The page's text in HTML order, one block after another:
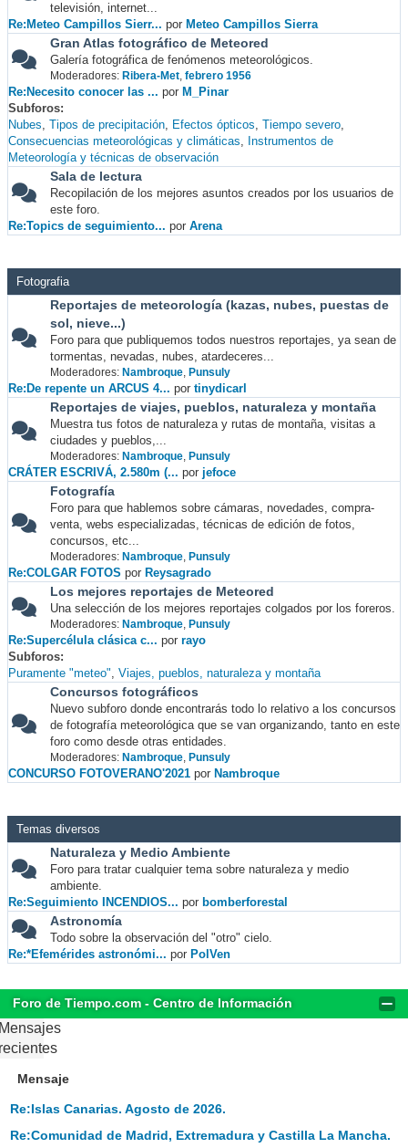
televisión, internet...
Re:Meteo Campillos Sierr... por Meteo Campillos Sierra
Gran Atlas fotográfico de Meteored
Galería fotográfica de fenómenos meteorológicos.
Moderadores: Ribera-Met, febrero 1956
Re:Necesito conocer las ... por M_Pinar
Subforos
Nubes Tipos de precipitación Efectos ópticos Tiempo severo
Consecuencias meteorológicas y climáticas
Instrumentos de
Meteorología y técnicas de observación
Sala de lectura
Recopilación de los mejores asuntos creados por los usuarios de
este foro.
Re:Topics de seguimiento... por Arena
Fotografia
Reportajes de meteorología (kazas, nubes, puestas de
sol, nieve...)
Foro para que publiquemos todos nuestros reportajes, ya sean de
tormentas, nevadas, nubes, atardeceres...
Moderadores: Nambroque, Punsuly
Re:De repente un ARCUS 4... por tinydicarl
Reportajes de viajes, pueblos, naturaleza y montaña
Muestra tus fotos de naturaleza y rutas de montaña, visitas a
ciudades y pueblos,...
Moderadores: Nambroque, Punsuly
CRÁTER ESCRIVÁ, 2.580m (... por jefoce
Fotografía
Foro para que hablemos sobre cámaras, novedades, compra-
venta, webs especializadas, técnicas de edición de fotos,
concursos, etc...
Moderadores: Nambroque, Punsuly
Re:COLGAR FOTOS por Reysagrado
Los mejores reportajes de Meteored
Una selección de los mejores reportajes colgados por los foreros.
Moderadores: Nambroque, Punsuly
Re:Supercélula clásica c... por rayo
Subforos
Puramente "meteo" Viajes, pueblos, naturaleza y montaña
Concursos fotográficos
Nuevo subforo donde encontrarás todo lo relativo a los concursos
de fotografía meteorológica que se van organizando, tanto en este
foro como desde otras entidades.
Moderadores: Nambroque, Punsuly
CONCURSO FOTOVERANO'2021 por Nambroque
Temas diversos
Naturaleza y Medio Ambiente
Foro para tratar cualquier tema sobre naturaleza y medio
ambiente.
Re:Seguimiento INCENDIOS... por bomberforestal
Astronomía
Todo sobre la observación del "otro" cielo.
Re:*Efemérides astronómi... por PolVen
Foro de Tiempo.com - Centro de Información
Mensaje
Re:Islas Canarias. Agosto de 2026.
Re:Comunidad de Madrid, Extremadura y Castilla La Mancha.